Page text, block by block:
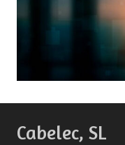
Cabelec, SL